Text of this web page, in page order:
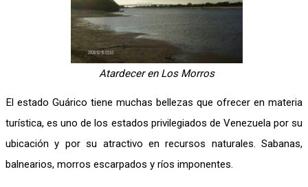
Atardecer en Los Morros
El estado Guárico tiene muchas bellezas que ofrecer en materia
turística, es uno de los estados privilegiados de Venezuela por su
ubicación y por su atractivo en recursos naturales. Sabanas,
balnearios, morros escarpados y ríos imponentes.